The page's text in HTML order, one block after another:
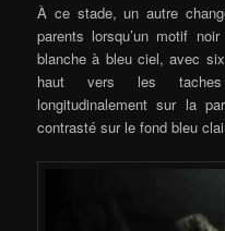
À ce stade, un autre
parents lorsqu’un motif
blanche à bleu ciel, avec
haut vers les taches
longitudinalement sur la
contrasté sur le fond bleu